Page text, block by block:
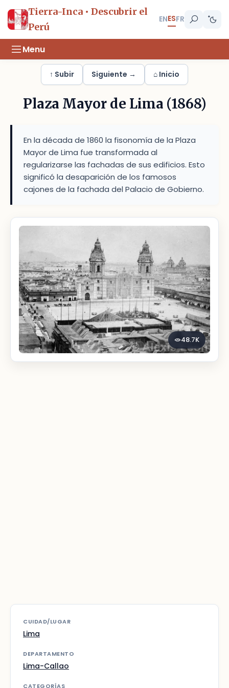
Tierra-Inca • Descubrir el
Perú
ENESFR
Menu
↑ Subir Siguiente → ⌂ Inicio
Plaza Mayor de Lima (1868)
En la década de 1860 la fisonomía de la Plaza
Mayor de Lima fue transformada al
regularizarse las fachadas de sus edificios. Esto
significó la desaparición de los famosos
cajones de la fachada del Palacio de Gobierno.
48.7K
CUIDAD/LUGAR
Lima
DEPARTAMENTO
Lima-Callao
CATEGORÍAS